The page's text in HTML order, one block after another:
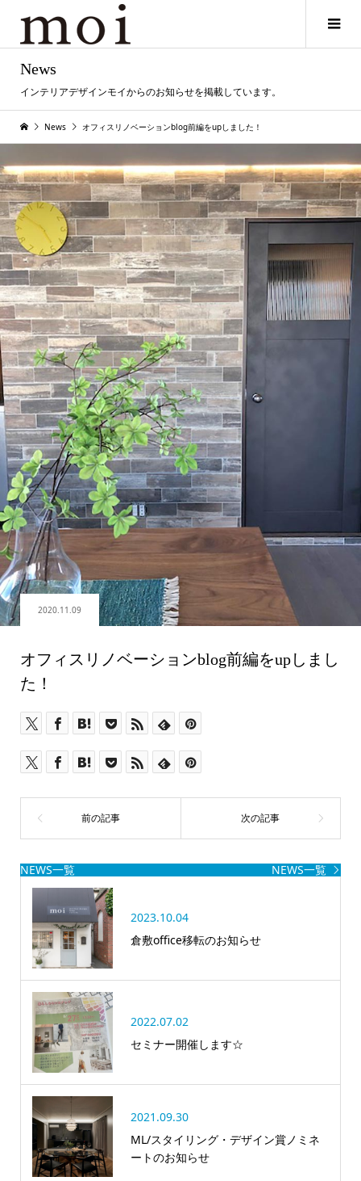
News
インテリアデザインモイからのお知らせを掲載しています。
News オフィスリノベーションblog前編をupしました！
2020.11.09
オフィスリノベーションblog前編をupしまし
た！
NEWS一覧 NEWS一覧
2023.10.04
倉敷office移転のお知らせ
2022.07.02
セミナー開催します☆
2021.09.30
ML/スタイリング・デザイン賞ノミネ
ートのお知らせ